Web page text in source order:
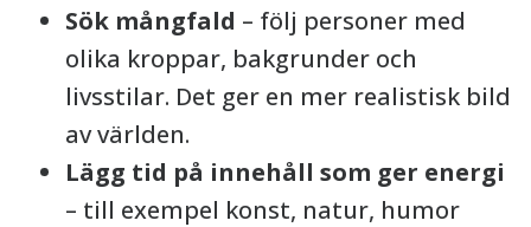
Sök mångfald – följ personer med
olika kroppar, bakgrunder och
livsstilar. Det ger en mer realistisk bild
av världen.
Lägg tid på innehåll som ger energi
– till exempel konst, natur, humor